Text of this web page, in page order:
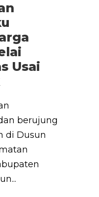
Usai
berujung
di Dusun